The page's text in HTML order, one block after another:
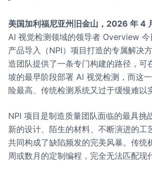
美国加利福尼亚州旧金山，2026 年 4
AI 视觉检测领域的领导者 Overview
产品导入（NPI）项目打造的专属解决
造团队提供了一条专门构建的路径，可
坡的最早阶段部署 AI 视觉检测，而这
险最高、传统检测系统又过于缓慢难以
NPI 项目是制造质量团队面临的最具挑
新的设计、陌生的材料、不断演进的工
共同构成了缺陷频发的完美风暴。传统
周或数月的定制编程，完全无法匹配现